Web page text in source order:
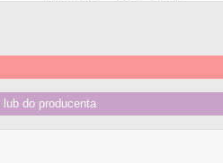
do producenta